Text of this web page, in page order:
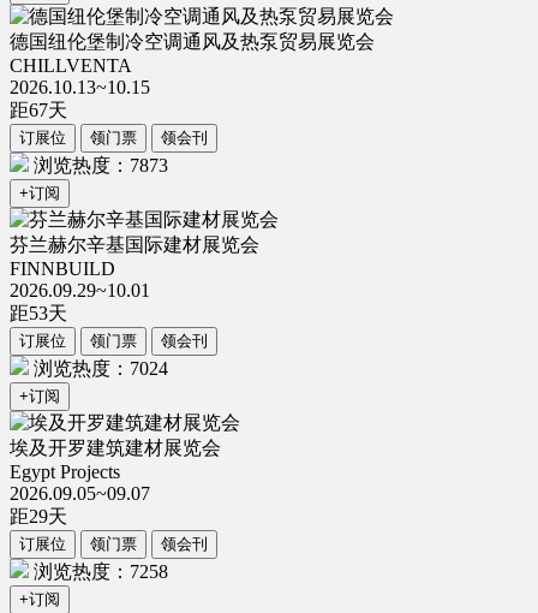
德国纽伦堡制冷空调通风及热泵贸易展览会
CHILLVENTA
2026.10.13~10.15
距67天
订展位 领门票 领会刊
浏览热度：7873
+订阅
芬兰赫尔辛基国际建材展览会
FINNBUILD
2026.09.29~10.01
距53天
订展位 领门票 领会刊
浏览热度：7024
+订阅
埃及开罗建筑建材展览会
Egypt Projects
2026.09.05~09.07
距29天
订展位 领门票 领会刊
浏览热度：7258
+订阅